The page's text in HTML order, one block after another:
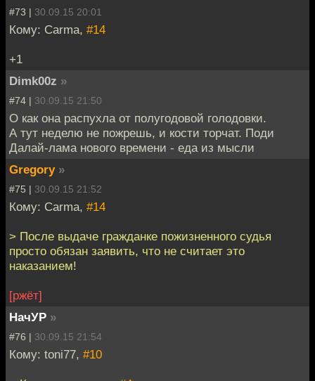
#73 | 30.09.15 20:01
Кому: Carma, #14
+1
Dimk00z »
#74 | 30.09.15 21:50
О как она распухла от полугодовой голодовки.
А тут неделю не пожрешь, и кости торчат. Поди
Далай-лама нового времени - еда из мысли
Gregory »
#75 | 30.09.15 21:52
Кому: Carma, #14
> После выдаче гражданке пожизненного судья
просто обязан заявить, что не считает это
наказанием!
[ржёт]
НачУР »
#76 | 30.09.15 21:54
Кому: toni77, #10